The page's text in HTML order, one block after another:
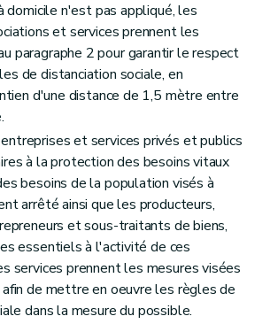
n'est pas appliqué, les
et services prennent les
paragraphe 2 pour garantir le respect
de distanciation sociale, en
d'une distance de 1,5 mètre entre
et services privés et publics
à la protection des besoins vitaux
besoins de la population visés à
arrêté ainsi que les producteurs,
et sous-traitants de biens,
essentiels à l'activité de ces
services prennent les mesures visées
afin de mettre en oeuvre les règles de
dans la mesure du possible.